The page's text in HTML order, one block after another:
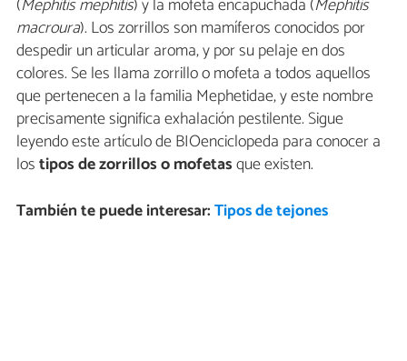
(Mephitis mephitis) y la mofeta encapuchada (Mephitis
macroura). Los zorrillos son mamíferos conocidos por
despedir un articular aroma, y por su pelaje en dos
colores. Se les llama zorrillo o mofeta a todos aquellos
que pertenecen a la familia Mephetidae, y este nombre
precisamente significa exhalación pestilente. Sigue
leyendo este artículo de BIOenciclopeda para conocer a
lostipos de zorrillos o mofetasque existen.
También te puede interesar:Tipos de tejones